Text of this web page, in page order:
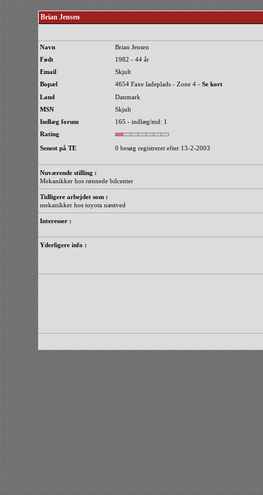
Brian Jensen
Navn
Brian Jensen
Født
1982 - 44 år
Email
Skjult
Bopæl
4654 Faxe ladeplads - Zone 4 - Se kort
Land
Danmark
MSN
Skjult
Indlæg forum
165 - indlæg/md: 1
Rating
Senest på TE
0 besøg registreret efter 13-2-2003
Nuværende stilling :
Mekanikker hos rønnede bilcenter
Tidligere arbejdet som :
mekanikker hos toyota næstved
Interesser :
Yderligere info :